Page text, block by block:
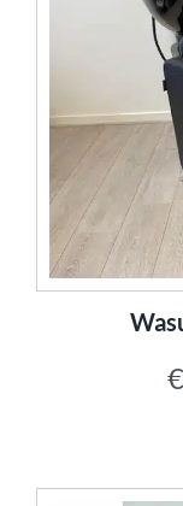
Magazijnsale
Buitenkansjes
Afspraak maken
Contact
€